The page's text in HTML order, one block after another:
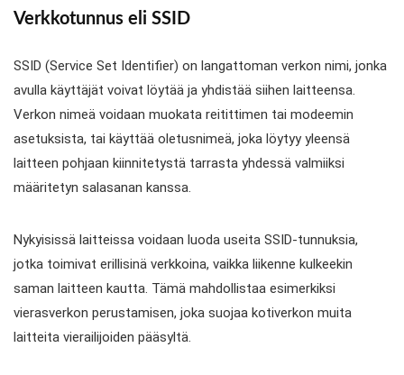
Verkkotunnus eli SSID
SSID (Service Set Identifier) on langattoman verkon nimi, jonka
avulla käyttäjät voivat löytää ja yhdistää siihen laitteensa.
Verkon nimeä voidaan muokata reitittimen tai modeemin
asetuksista, tai käyttää oletusnimeä, joka löytyy yleensä
laitteen pohjaan kiinnitetystä tarrasta yhdessä valmiiksi
määritetyn salasanan kanssa.
Nykyisissä laitteissa voidaan luoda useita SSID-tunnuksia,
jotka toimivat erillisinä verkkoina, vaikka liikenne kulkeekin
saman laitteen kautta. Tämä mahdollistaa esimerkiksi
vierasverkon perustamisen, joka suojaa kotiverkon muita
laitteita vierailijoiden pääsyltä.